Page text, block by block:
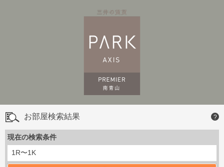
お部屋検索結果 ?
現在の検索条件
1R〜1K